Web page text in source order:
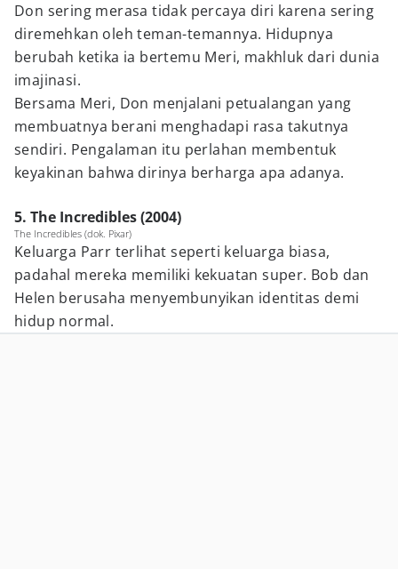
Don sering merasa tidak percaya diri karena sering
diremehkan oleh teman-temannya. Hidupnya
berubah ketika ia bertemu Meri, makhluk dari dunia
imajinasi.
Bersama Meri, Don menjalani petualangan yang
membuatnya berani menghadapi rasa takutnya
sendiri. Pengalaman itu perlahan membentuk
keyakinan bahwa dirinya berharga apa adanya.
5. The Incredibles (2004)
The Incredibles (dok. Pixar)
Keluarga Parr terlihat seperti keluarga biasa,
padahal mereka memiliki kekuatan super. Bob dan
Helen berusaha menyembunyikan identitas demi
hidup normal.